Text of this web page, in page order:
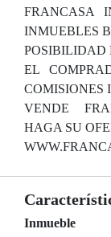
FRANCASA
INMUEBLES
POSIBILIDAD
EL
COMISIONES
VENDE
HAGA SU
Inmueble